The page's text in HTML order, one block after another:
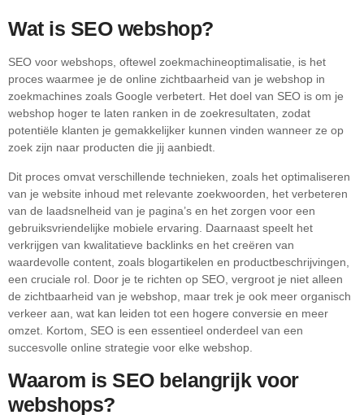
Wat is SEO webshop?
SEO voor webshops, oftewel zoekmachineoptimalisatie, is het
proces waarmee je de online zichtbaarheid van je webshop in
zoekmachines zoals Google verbetert. Het doel van SEO is om je
webshop hoger te laten ranken in de zoekresultaten, zodat
potentiële klanten je gemakkelijker kunnen vinden wanneer ze op
zoek zijn naar producten die jij aanbiedt.
Dit proces omvat verschillende technieken, zoals het optimaliseren
van je website inhoud met relevante zoekwoorden, het verbeteren
van de laadsnelheid van je pagina’s en het zorgen voor een
gebruiksvriendelijke mobiele ervaring. Daarnaast speelt het
verkrijgen van kwalitatieve backlinks en het creëren van
waardevolle content, zoals blogartikelen en productbeschrijvingen,
een cruciale rol. Door je te richten op SEO, vergroot je niet alleen
de zichtbaarheid van je webshop, maar trek je ook meer organisch
verkeer aan, wat kan leiden tot een hogere conversie en meer
omzet. Kortom, SEO is een essentieel onderdeel van een
succesvolle online strategie voor elke webshop.
Waarom is SEO belangrijk voor
webshops?